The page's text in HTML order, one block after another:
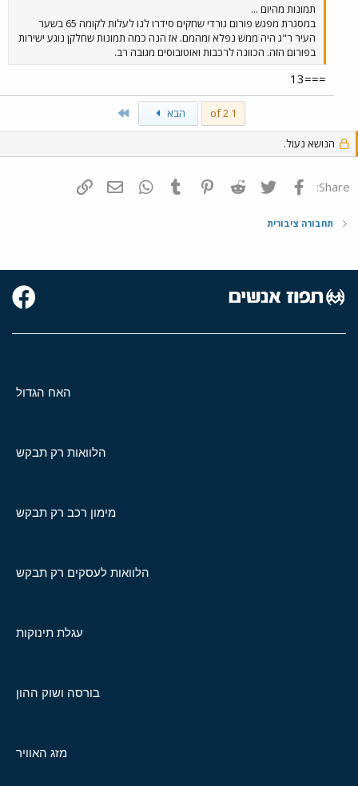
תמונות מהיום ...
במסגרת מפגש פורום גורדי שחקים סידרו לנו לעלות לקומה 65 בשער
העיר ר"ג היה ממש נפלא ומהמם. אז הנה כמה תמונות שחלקן נוגע ישירות
בפורום הזה. הכוונה לרכבות ואוטובוסים מגובה רב.
===13
1 of 2 הבא
הנושא נעול.
Share: פייסבוק Twitter
Reddit
Pinterest
Tumblr
WhatsAppדואר אלקטרוני
תחבורה ציבורית
האח הגדול
הלוואות רק תבקש
מימון רכב רק תבקש
הלוואות לעסקים רק תבקש
עגלת תינוקות
בורסה ושוק ההון
מזג האוויר